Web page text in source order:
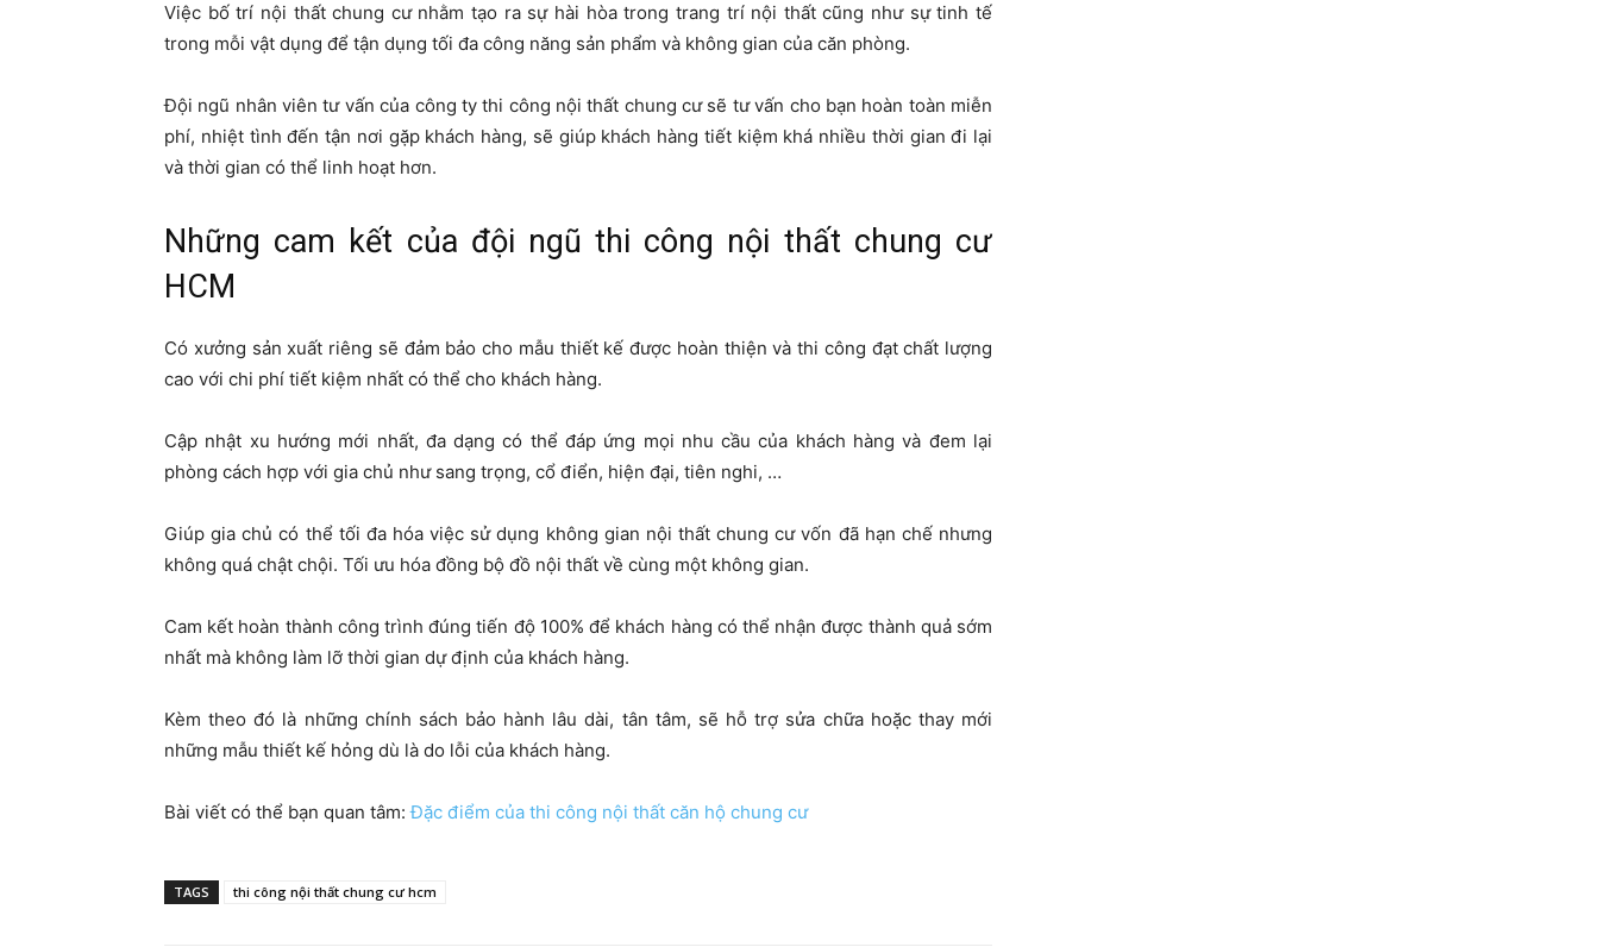
Việc bố trí nội thất chung cư nhằm tạo ra sự hài hòa trong trang trí nội thất cũng như sự tinh tế
trong mỗi vật dụng để tận dụng tối đa công năng sản phẩm và không gian của căn phòng.
Đội ngũ nhân viên tư vấn của công ty thi công nội thất chung cư sẽ tư vấn cho bạn hoàn toàn miễn
phí, nhiệt tình đến tận nơi gặp khách hàng, sẽ giúp khách hàng tiết kiệm khá nhiều thời gian đi lại
và thời gian có thể linh hoạt hơn.
Những cam kết của đội ngũ thi công nội thất chung cư
HCM
Có xưởng sản xuất riêng sẽ đảm bảo cho mẫu thiết kế được hoàn thiện và thi công đạt chất lượng
cao với chi phí tiết kiệm nhất có thể cho khách hàng.
Cập nhật xu hướng mới nhất, đa dạng có thể đáp ứng mọi nhu cầu của khách hàng và đem lại
phòng cách hợp với gia chủ như sang trọng, cổ điển, hiện đại, tiên nghi, …
Giúp gia chủ có thể tối đa hóa việc sử dụng không gian nội thất chung cư vốn đã hạn chế nhưng
không quá chật chội. Tối ưu hóa đồng bộ đồ nội thất về cùng một không gian.
Cam kết hoàn thành công trình đúng tiến độ 100% để khách hàng có thể nhận được thành quả sớm
nhất mà không làm lỡ thời gian dự định của khách hàng.
Kèm theo đó là những chính sách bảo hành lâu dài, tân tâm, sẽ hỗ trợ sửa chữa hoặc thay mới
những mẫu thiết kế hỏng dù là do lỗi của khách hàng.
Bài viết có thể bạn quan tâm:Đặc điểm của thi công nội thất căn hộ chung cư
TAGS thi công nội thất chung cư hcm